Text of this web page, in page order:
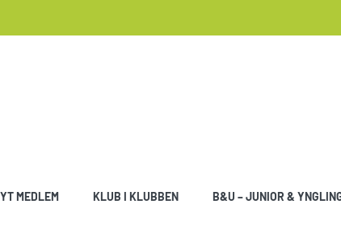
MEDLEM KLUB I KLUBBEN B&U – JUNIOR &